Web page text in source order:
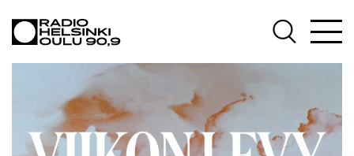
AJANKOHTAISTA
OHJELMAT
TEKIJÄT
ON-DEMAND